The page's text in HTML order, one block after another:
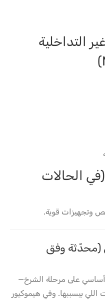
التداخلية
(في الحالات
وتجهيزات قوية.
(محدّثة وفق
على مرحلة الشرخ—
بيسببها. وفي هيموكيور